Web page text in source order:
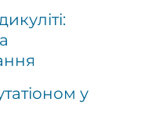
у